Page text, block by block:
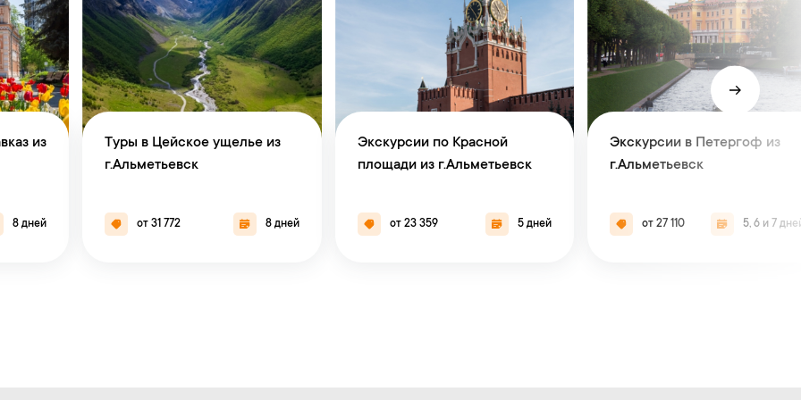
из
8 дней
Туры в Цейское ущелье из
г.Альметьевск
от 31 772 8 дней
Экскурсии по Красной
площади из г.Альметьевск
от 23 359 5 дней
Экскурсии в Петергоф из
г.Альметьевск
от 27 110 5, 6 и 7